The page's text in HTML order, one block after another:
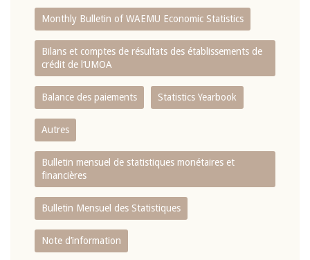
Monthly Bulletin of WAEMU Economic Statistics
Bilans et comptes de résultats des établissements de
crédit de l‘UMOA
Balance des paiements Statistics Yearbook
Autres
Bulletin mensuel de statistiques monétaires et
financières
Bulletin Mensuel des Statistiques
Note d’information